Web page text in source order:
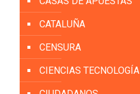
CATALUÑA
CENSURA
CIENCIAS TECNOLOGÍA